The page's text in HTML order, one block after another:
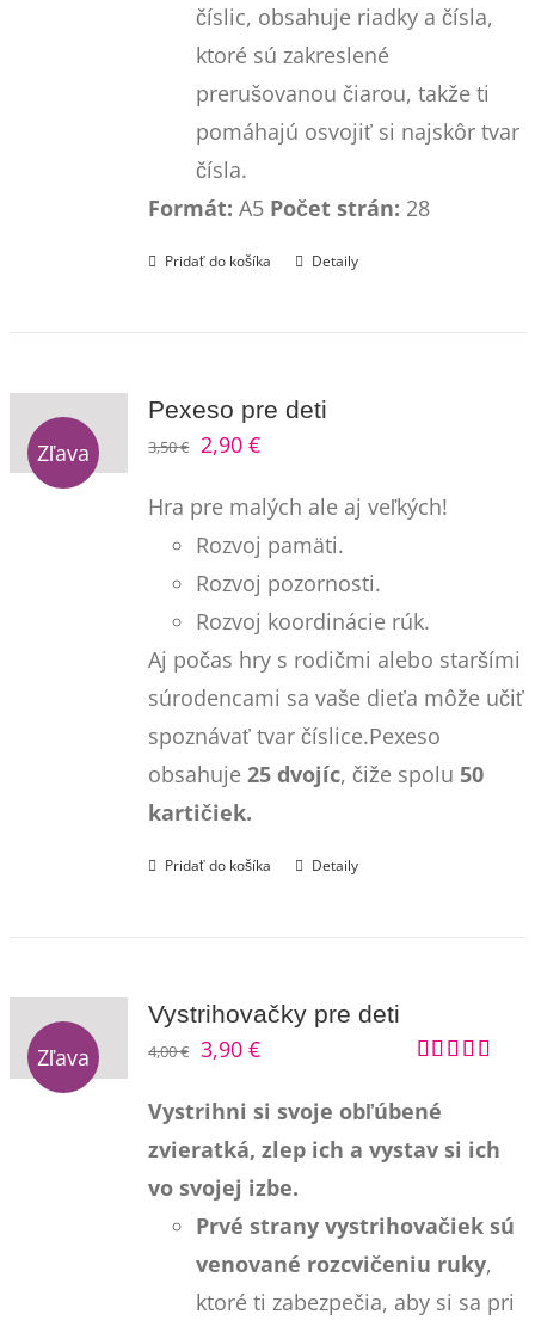
číslic, obsahuje riadky a čísla,
ktoré sú zakreslené
prerušovanou čiarou, takže ti
pomáhajú osvojiť si najskôr tvar
čísla.
Formát: A5 Počet strán: 28
Pridať do košíka Detaily
Zľava
Pexeso pre deti
3,50€ Pôvodná
bola:
3,50 €.
2,90€Aktuálna
je:
2,90 €.
Hra pre malých ale aj veľkých!
Rozvoj pamäti.
Rozvoj pozornosti.
Rozvoj koordinácie rúk.
Aj počas hry s rodičmi alebo staršími
súrodencami sa vaše dieťa môže učiť
spoznávať tvar číslice.Pexeso
obsahuje25 dvojíc, čiže spolu 50
kartičiek.
Pridať do košíka Detaily
Zľava
Vystrihovačky pre deti
5.00
4,00€ Pôvodná
bola:
4,00 €.
3,90€Aktuálna
je:
3,90 €.
Vystrihni si svoje obľúbené
zvieratká, zlep ich a vystav si ich
vo svojej izbe.
Prvé strany vystrihovačiek sú
venované rozcvičeniu ruky,
ktoré ti zabezpečia, aby si sa pri